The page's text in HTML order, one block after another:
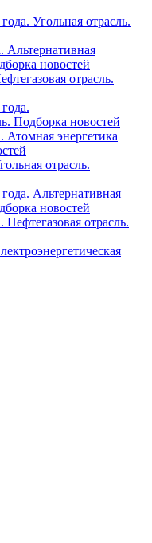
Угольная отрасль.
Альтернативная
новостей
отрасль.
Подборка новостей
Атомная энергетика
отрасль.
Альтернативная
новостей
отрасль.